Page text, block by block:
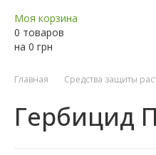
Моя корзина
0 товаров
на 0 грн
Главная Средства защиты
Гербицид